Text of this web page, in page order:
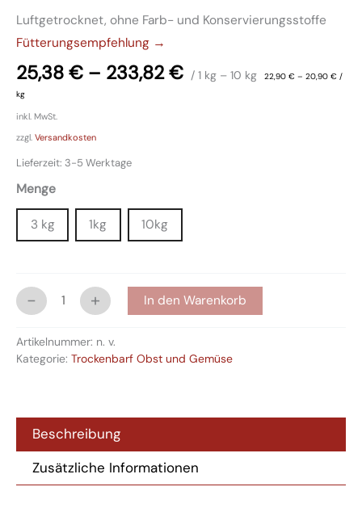
Luftgetrocknet, ohne Farb- und Konservierungsstoffe
Fütterungsempfehlung →
25,38 € – 233,82€ / 1 kg – 10 kg 22,90 € – 20,90 € /
kg
inkl. MwSt.
zzgl. Versandkosten
Lieferzeit: 3-5 Werktage
Menge
3 kg 1kg 10kg
- + In den Warenkorb
Artikelnummer: n. v.
Kategorie: Trockenbarf Obst und Gemüse
Beschreibung
Zusätzliche Informationen